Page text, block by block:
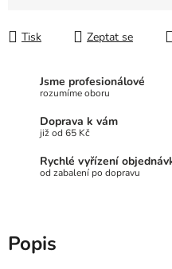
Tisk Zeptat se
Jsme profesionálové
rozumíme oboru
Doprava k vám
již od 65 Kč
Rychlé vyřízení
od zabalení po dopravu
Popis